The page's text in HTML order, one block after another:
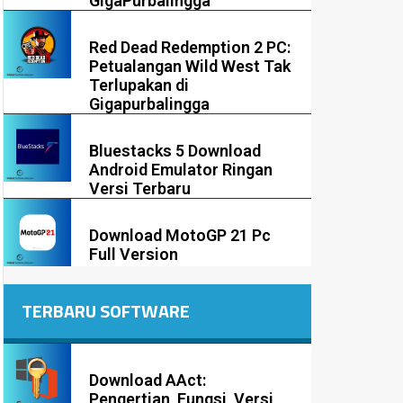
Red Dead Redemption 2 PC:
Petualangan Wild West Tak
Terlupakan di
Gigapurbalingga
Bluestacks 5 Download
Android Emulator Ringan
Versi Terbaru
Download MotoGP 21 Pc
Full Version
TERBARU SOFTWARE
Download AAct: